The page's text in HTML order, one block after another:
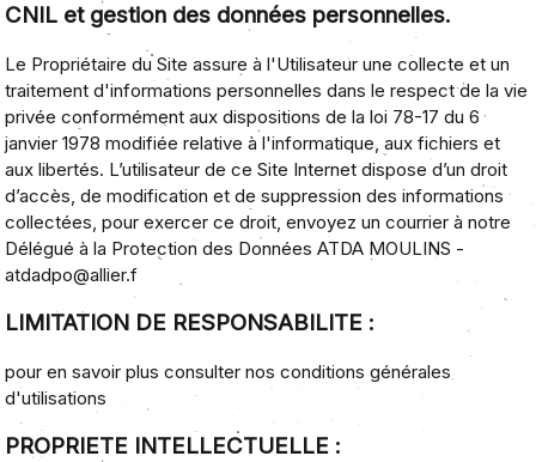
CNIL et gestion des données personnelles.
Le Propriétaire du Site assure à l'Utilisateur une collecte et un
traitement d'informations personnelles dans le respect de la vie
privée conformément aux dispositions dela loi 78-17 du 6
janvier 1978modifiée relative à l'informatique, aux fichiers et
aux libertés. L’utilisateur de ce Site Internet dispose d’un droit
d’accès, de modification et de suppression des informations
collectées, pour exercer ce droit, envoyez un courrierà notre
Délégué à la Protection des DonnéesATDA MOULINS -
atdadpo@allier.f
LIMITATION DE RESPONSABILITE :
pour en savoir plusconsulter nos conditions générales
d'utilisations
PROPRIETE INTELLECTUELLE :